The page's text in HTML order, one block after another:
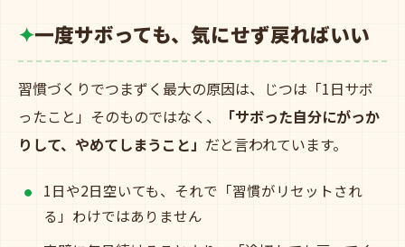
一度サボっても、気にせず戻ればいい
習慣づくりでつまずく最大の原因は、じつは「1日サボ
ったこと」そのものではなく、
「サボった自分にがっか
りして、やめてしまうこと」 だと言われています。
1日や2日空いても、それで「習慣がリセットされ
る」わけではありません